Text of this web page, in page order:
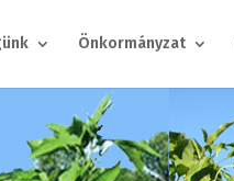
Önkormányzat